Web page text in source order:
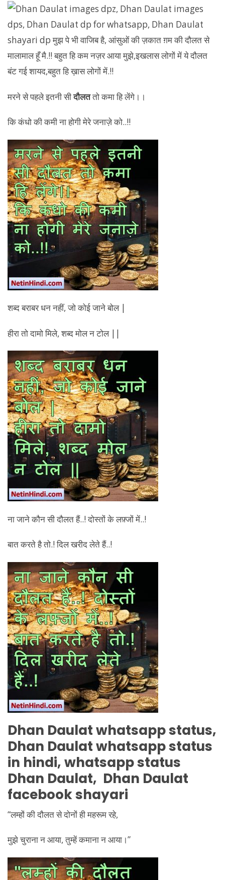
मरने से पहले इतनी सीदौलततो कमा हि लेंगे।।
कि कंधो की कमी ना होगी मेरे जनाज़े को..!!
शब्द बराबर धन नहीं, जो कोई जाने बोल |
हीरा तो दामो मिले, शब्द मोल न टोल ||
ना जाने कौन सी दौलत हैं..! दोस्तों के लफ़्जों में..!
बात करते है तो.! दिल खरीद लेते हैं..!
Dhan Daulatwhatsapp status,
Dhan Daulatwhatsapp status
in hindi, whatsapp status
Dhan Daulat, Dhan Daulat
facebook shayari
“लम्हों की दौलत से दोनों ही महरूम रहे,
मुझे चुराना न आया, तुम्हें कमाना न आया।”